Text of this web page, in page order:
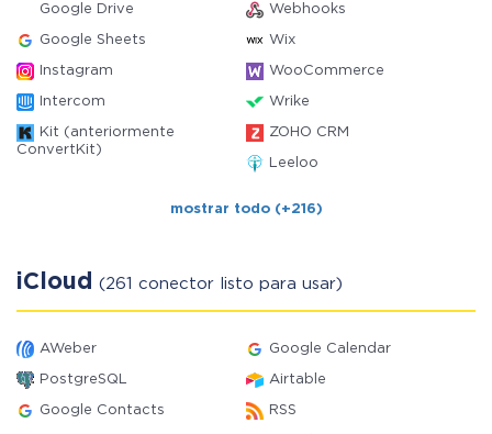
Google Drive Webhooks
Google Sheets Wix
Instagram WooCommerce
Intercom Wrike
Kit (anteriormente
ConvertKit)
ZOHO CRM
Leeloo
mostrar todo (+216)
iCloud (261 conector listo para usar)
AWeber Google Calendar
PostgreSQL Airtable
Google Contacts RSS